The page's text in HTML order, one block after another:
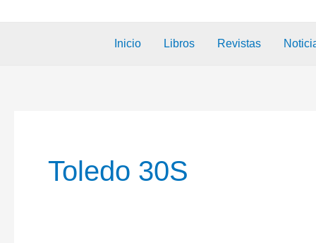
Inicio Libros Revistas
Toledo 30S